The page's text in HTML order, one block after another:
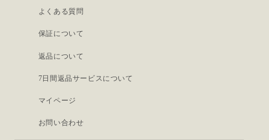
よくある質問
保証について
返品について
7日間返品サービスについて
マイページ
お問い合わせ